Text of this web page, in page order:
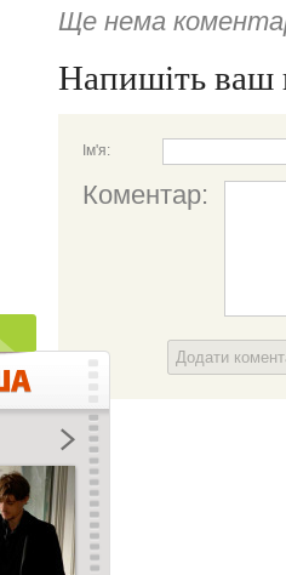
Ще нема
Напишіть ваш
Ім'я:
Коментар:
Додати